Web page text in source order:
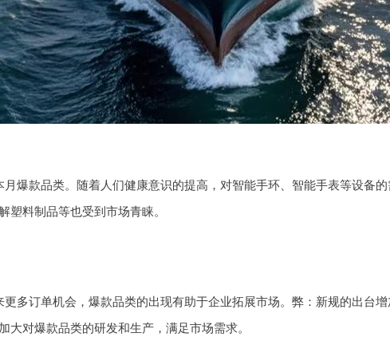
月爆款品类。随着人们健康意识的提高，对智能手环、智能手表等设备
塑料制品等也受到市场青睐。
多订单机会，爆款品类的出现有助于企业拓展市场。弊：新规的出台
大对爆款品类的研发和生产，满足市场需求。